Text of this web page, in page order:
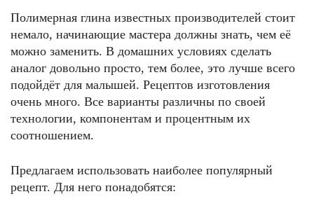
Полимерная глина известных производителей стоит
немало, начинающие мастера должны знать, чем её
можно заменить. В домашних условиях сделать
аналог довольно просто, тем более, это лучше всего
подойдёт для малышей. Рецептов изготовления
очень много. Все варианты различны по своей
технологии, компонентам и процентным их
соотношением.
Предлагаем использовать наиболее популярный
рецепт. Для него понадобятся: